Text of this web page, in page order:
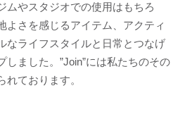
ムやスタジオでの使用はもちろ
よさを感じるアイテム、アクティ
なライフスタイルと日常とつなげ
しました。”Join”には私たちのその
れております。